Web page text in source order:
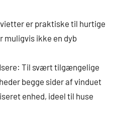
er praktiske til hurtige
muligvis ikke en dyb
Til svært tilgængelige
begge sider af vinduet
enhed, ideel til huse